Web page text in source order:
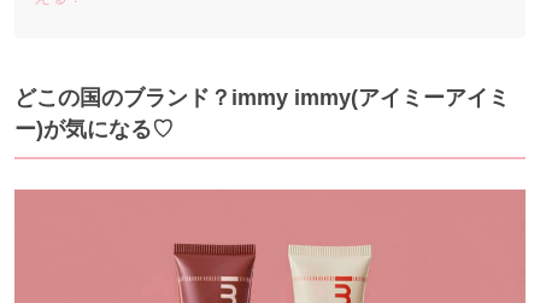
どこの国のブランド？immy immy(アイミーアイミ
ー)が気になる♡